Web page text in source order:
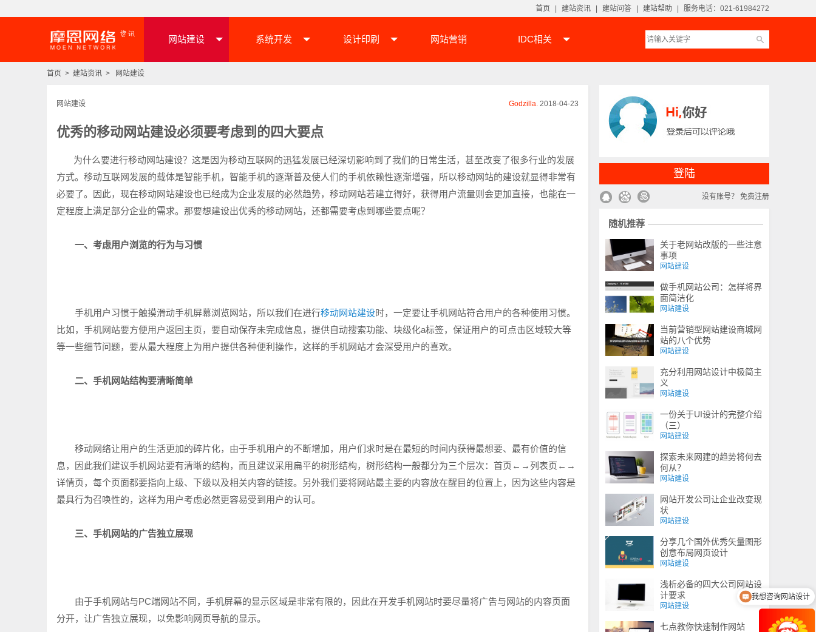
首页 建站资讯 建站问答 建站帮助 服务电话：021-61984272
网站建设 系统开发 设计印刷 网站营销 IDC相关
首页 > 建站资讯 > 网站建设
Godzilla. 2018-04-23
网站建设
优秀的移动网站建设必须要考虑到的四大要点
为什么要进行移动网站建设？这是因为移动互联网的迅猛发展已经深切影响到了我们的日常生活，甚至改变了很多行业的发展
方式。移动互联网发展的载体是智能手机，智能手机的逐渐普及使人们的手机依赖性逐渐增强，所以移动网站的建设就显得非常有
必要了。因此，现在移动网站建设也已经成为企业发展的必然趋势，移动网站若建立得好，获得用户流量则会更加直接，也能在一
定程度上满足部分企业的需求。那要想建设出优秀的移动网站，还都需要考虑到哪些要点呢？
一、考虑用户浏览的行为与习惯
手机用户习惯于触摸滑动手机屏幕浏览网站，所以我们在进行移动网站建设时，一定要让手机网站符合用户的各种使用习惯。
比如，手机网站要方便用户返回主页，要自动保存未完成信息，提供自动搜索功能、块级化a标签，保证用户的可点击区域较大等
等一些细节问题，要从最大程度上为用户提供各种便利操作，这样的手机网站才会深受用户的喜欢。
二、手机网站结构要清晰简单
移动网络让用户的生活更加的碎片化，由于手机用户的不断增加，用户们求时是在最短的时间内获得最想要、最有价值的信
息，因此我们建议手机网站要有清晰的结构，而且建议采用扁平的树形结构，树形结构一般都分为三个层次：首页←→列表页←→
详情页，每个页面都要指向上级、下级以及相关内容的链接。另外我们要将网站最主要的内容放在醒目的位置上，因为这些内容是
最具行为召唤性的，这样为用户考虑必然更容易受到用户的认可。
三、手机网站的广告独立展现
由于手机网站与PC端网站不同，手机屏幕的显示区域是非常有限的，因此在开发手机网站时要尽量将广告与网站的内容页面
分开，让广告独立展现，以免影响网页导航的显示。
登陆
没有账号？ 免费注册
随机推荐
关于老网站改版的一些注意
事项
网站建设
做手机网站公司：怎样将界
面简洁化
网站建设
当前营销型网站建设商城网
站的八个优势
网站建设
充分利用网站设计中极简主
义
网站建设
一份关于UI设计的完整介绍
（三）
网站建设
探索未来网建的趋势将何去
何从？
网站建设
网站开发公司让企业改变现
状
网站建设
分享几个国外优秀矢量图形
创意布局网页设计
网站建设
浅析必备的四大公司网站设
计要求
网站建设
七点教你快速制作网站
我想咨询网站设计